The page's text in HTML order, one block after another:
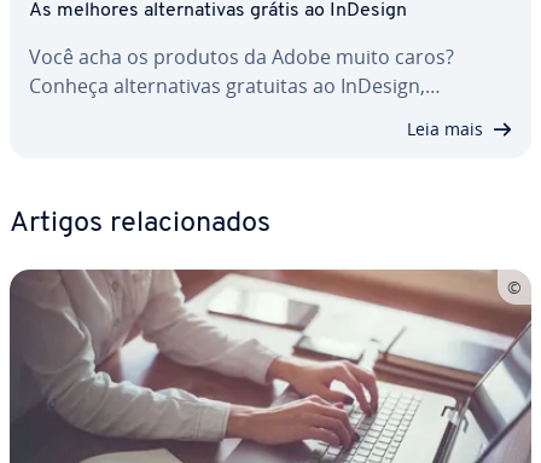
As melhores al­ter­na­ti­vas grátis ao InDesign
Você acha os produtos da Adobe muito caros?
Conheça al­ter­na­ti­vas gratuitas ao InDesign,…
Leia mais
Artigos re­la­ci­o­na­dos